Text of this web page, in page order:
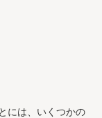
には、いくつかの